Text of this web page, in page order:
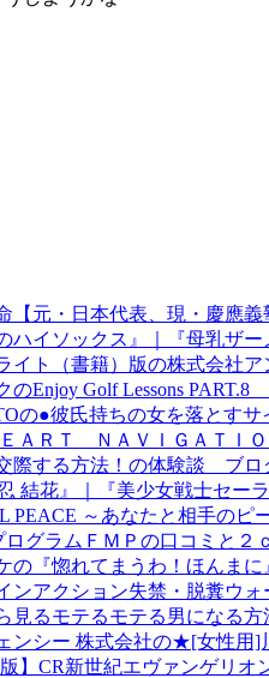
【元・日本代表、現・慶應
ハイソックス』｜『母乳ザ
ト（書籍）版の株式会社
のEnjoy Golf Lessons
の●彼氏持ちの女を落とす
ＡＲＴ ＮＡＶＩＧＡＴＩ
際する方法！の体験談 ブロ
結花』｜『美少女戦士セー
PEACE ～あなたと相手のピ
グラムＦＭＰの口コミと２
の『惚れてまうわ！ほんま
ンアクション失禁・脱糞ウ
見るモテるモテる男になる
ンシー 株式会社の★[女性用
】CR新世紀エヴァンゲリオ